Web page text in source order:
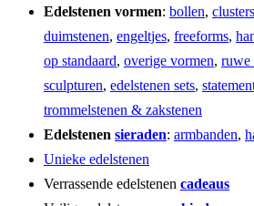
Edelstenen vormen: bollen,
duimstenen, engeltjes, freeforms,
op standaard, overige vormen, ruwe
sculpturen, edelstenen sets,
trommelstenen & zakstenen
Edelstenen sieraden: armbanden,
Unieke edelstenen
Verrassende edelstenen cadeaus